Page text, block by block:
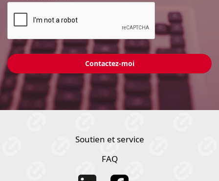
Soutien et service
FAQ